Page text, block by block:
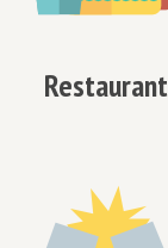
Restaurant